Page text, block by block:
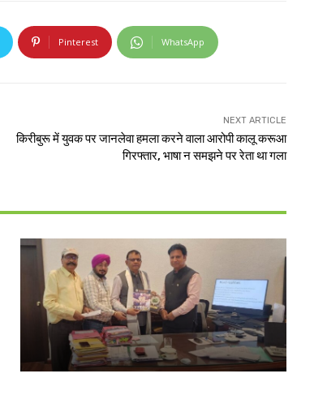
Pinterest WhatsApp
NEXT ARTICLE
किरीबुरू में युवक पर जानलेवा हमला करने वाला आरोपी कालू करूआ
गिरफ्तार, भाषा न समझने पर रेता था गला